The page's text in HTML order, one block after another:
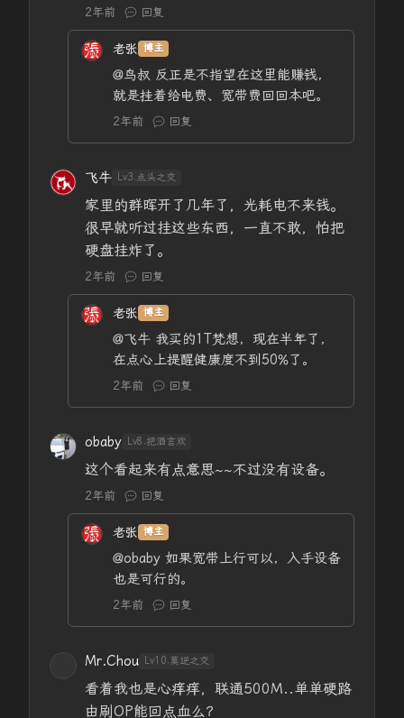
2年前 回复
老张 博主
@鸟叔 反正是不指望在这里能赚钱，
就是挂着给电费、宽带费回回本吧。
2年前 回复
飞牛 Lv3.点头之交
家里的群晖开了几年了，光耗电不来钱。
很早就听过挂这些东西，一直不敢，怕把
硬盘挂炸了。
2年前 回复
老张 博主
@飞牛 我买的1T梵想，现在半年了，
在点心上提醒健康度不到50%了。
2年前 回复
obaby Lv8.把酒言欢
这个看起来有点意思~~不过没有设备。
2年前 回复
老张 博主
@obaby 如果宽带上行可以，入手设备
也是可行的。
2年前 回复
Mr.Chou Lv10.莫逆之交
看着我也是心痒痒，联通500M..单单硬路
由刷OP能回点血么？